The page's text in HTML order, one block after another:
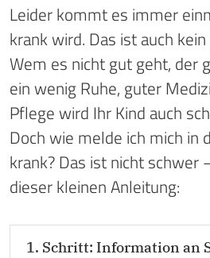
Leider kommt es immer
krank wird. Das ist auch
Wem es nicht gut geht, der
ein wenig Ruhe, guter
Pflege wird Ihr Kind auch
Doch wie melde ich mich in
krank? Das ist nicht schwer
dieser kleinen Anleitung:
1. Schritt: Information an